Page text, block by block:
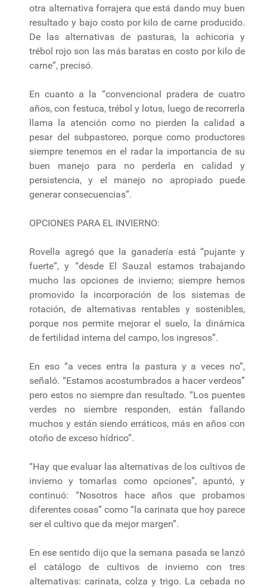
otra alternativa forrajera que está dando muy buen
resultado y bajo costo por kilo de carne producido.
De las alternativas de pasturas, la achicoria y
trébol rojo son las más baratas en costo por kilo de
carne”, precisó.
En cuanto a la “convencional pradera de cuatro
años, con festuca, trébol y lotus, luego de recorrerla
llama la atención como no pierden la calidad a
pesar del subpastoreo, porque como productores
siempre tenemos en el radar la importancia de su
buen manejo para no perderla en calidad y
persistencia, y el manejo no apropiado puede
generar consecuencias”.
OPCIONES PARA EL INVIERNO:
Rovella agregó que la ganadería está “pujante y
fuerte”, y “desde El Sauzal estamos trabajando
mucho las opciones de invierno; siempre hemos
promovido la incorporación de los sistemas de
rotación, de alternativas rentables y sostenibles,
porque nos permite mejorar el suelo, la dinámica
de fertilidad interna del campo, los ingresos”.
En eso “a veces entra la pastura y a veces no”,
señaló. “Estamos acostumbrados a hacer verdeos”
pero estos no siempre dan resultado. “Los puentes
verdes no siembre responden, están fallando
muchos y están siendo erráticos, más en años con
otoño de exceso hídrico”.
“Hay que evaluar las alternativas de los cultivos de
invierno y tomarlas como opciones”, apuntó, y
continuó: “Nosotros hace años que probamos
diferentes cosas” como “la carinata que hoy parece
ser el cultivo que da mejor margen”.
En ese sentido dijo que la semana pasada se lanzó
el catálogo de cultivos de invierno con tres
alternativas: carinata, colza y trigo. La cebada no